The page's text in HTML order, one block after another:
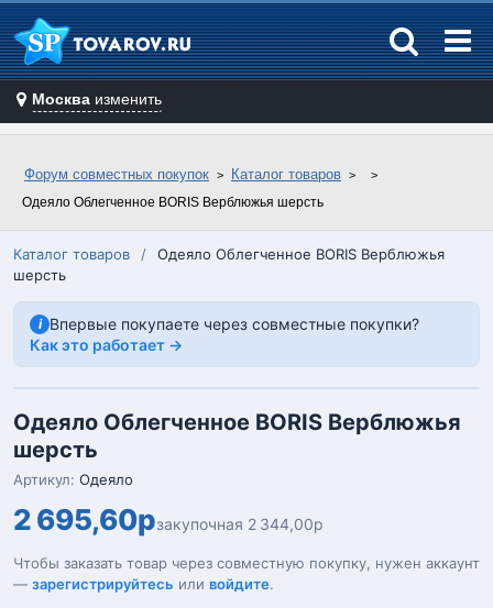
Москва изменить
Форум совместных покупок Каталог товаров
Одеяло Облегченное BORIS Верблюжья шерсть
Каталог товаров /
Одеяло Облегченное BORIS Верблюжья
шерсть
i Впервые покупаете через совместные покупки?
Как это работает →
Одеяло Облегченное BORIS Верблюжья
шерсть
Артикул: Одеяло
2 695,60рзакупочная 2 344,00р
Чтобы заказать товар через совместную покупку, нужен аккаунт
— зарегистрируйтесь или войдите.